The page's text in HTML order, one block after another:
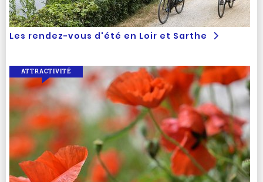
Les rendez-vous d'été en Loir et Sarthe
ATTRACTIVITÉ